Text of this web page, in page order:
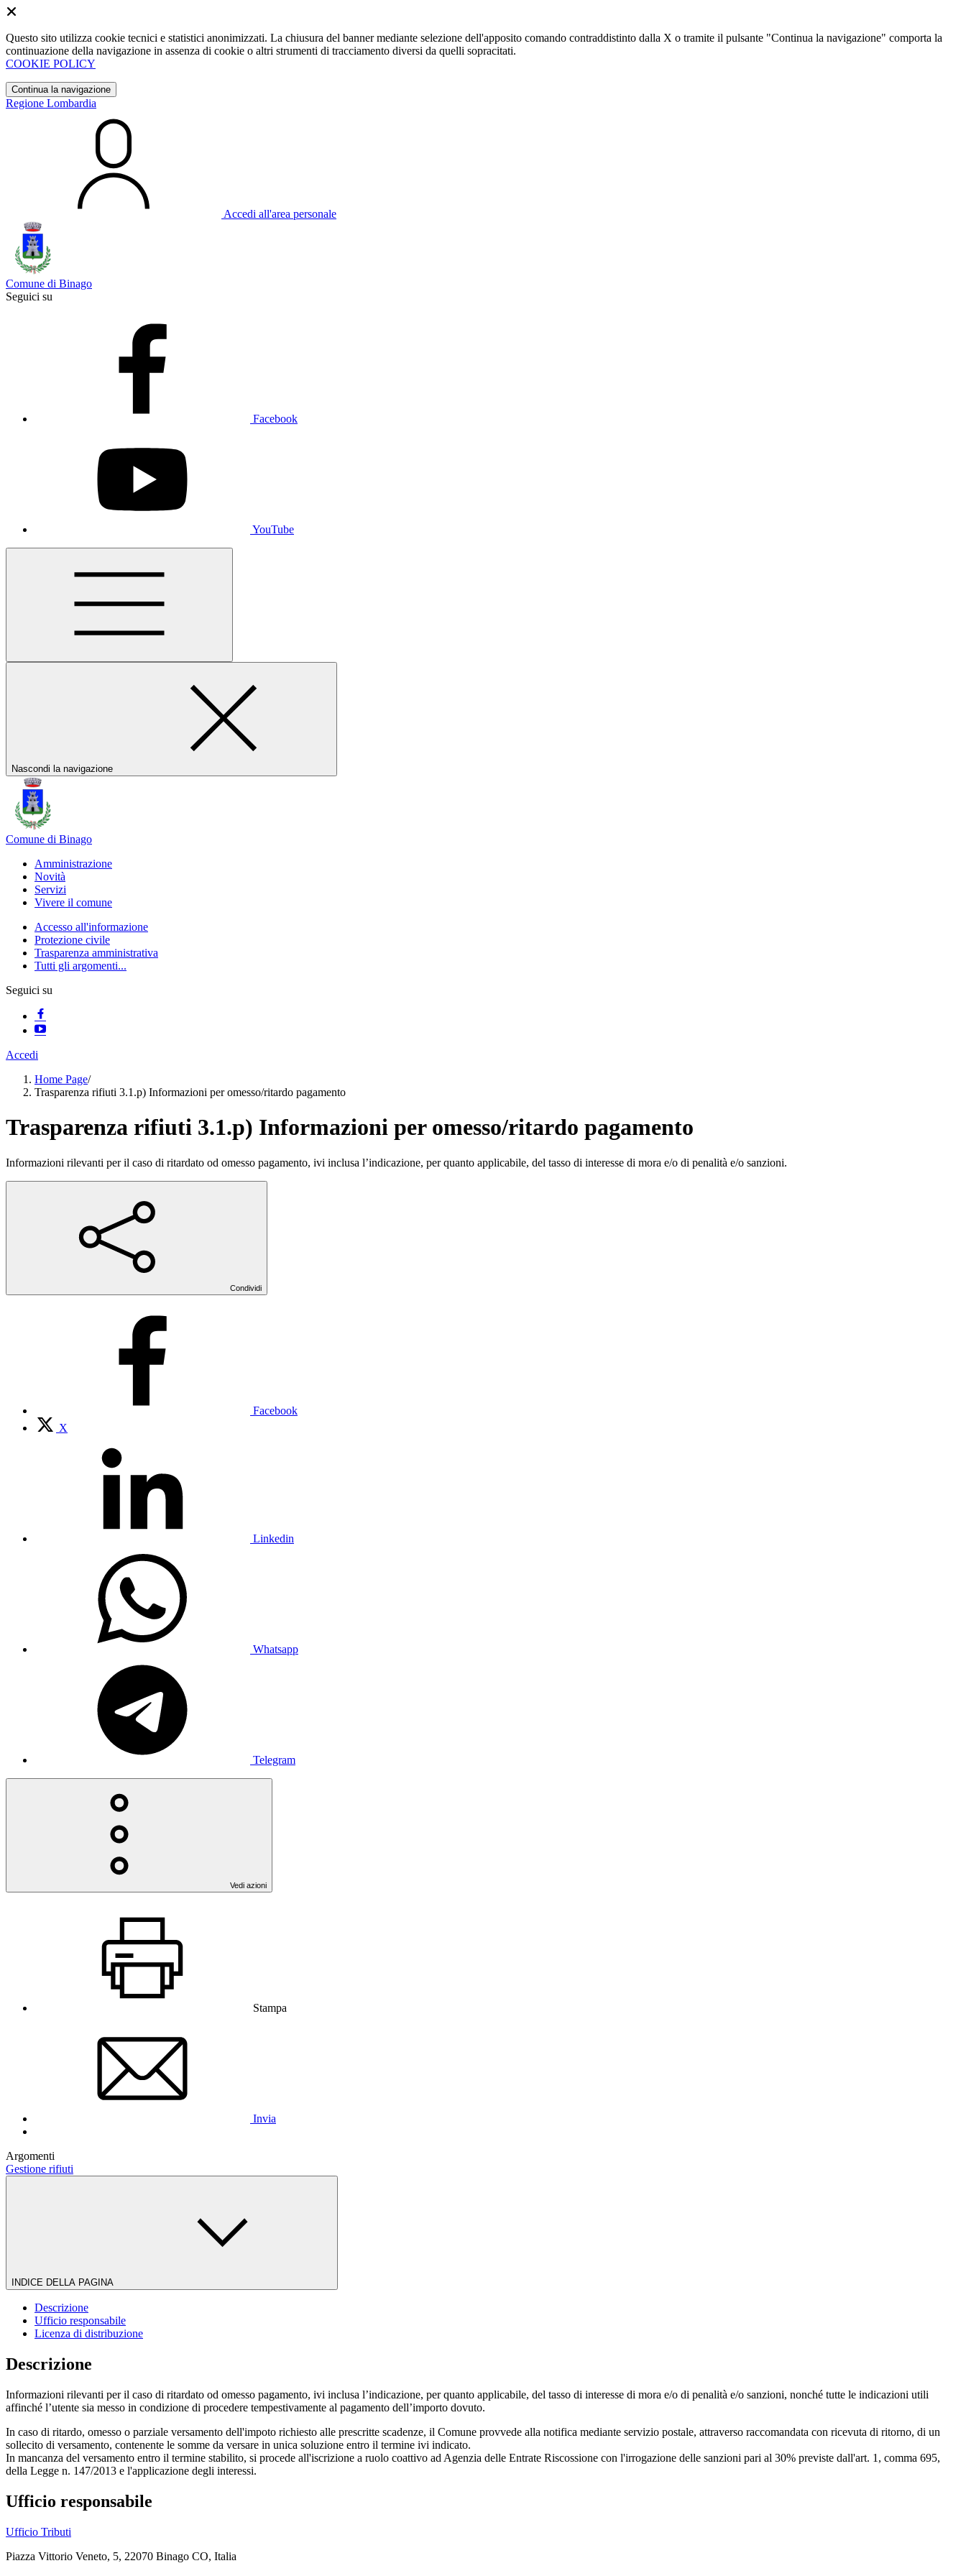
Questo sito utilizza cookie tecnici e statistici anonimizzati. La chiusura del banner mediante selezione dell'apposito comando contraddistinto dalla X o tramite il pulsante "Continua la navigazione" comporta la
continuazione della navigazione in assenza di cookie o altri strumenti di tracciamento diversi da quelli sopracitati.
COOKIE POLICY
Continua la navigazione
Regione Lombardia
Accedi all'area personale
Comune di Binago
Seguici su
Facebook
YouTube
Nascondi la navigazione
Comune di Binago
Amministrazione
Novità
Servizi
Vivere il comune
Accesso all'informazione
Protezione civile
Trasparenza amministrativa
Tutti gli argomenti...
Seguici su
Accedi
Home Page/
Trasparenza rifiuti 3.1.p) Informazioni per omesso/ritardo pagamento
Trasparenza rifiuti 3.1.p) Informazioni per omesso/ritardo pagamento
Informazioni rilevanti per il caso di ritardato od omesso pagamento, ivi inclusa l’indicazione, per quanto applicabile, del tasso di interesse di mora e/o di penalità e/o sanzioni.
Condividi
Facebook
X
Linkedin
Whatsapp
Telegram
Vedi azioni
Stampa
Invia
Argomenti
Gestione rifiuti
INDICE DELLA PAGINA
Descrizione
Ufficio responsabile
Licenza di distribuzione
Descrizione
Informazioni rilevanti per il caso di ritardato od omesso pagamento, ivi inclusa l’indicazione, per quanto applicabile, del tasso di interesse di mora e/o di penalità e/o sanzioni, nonché tutte le indicazioni utili
affinché l’utente sia messo in condizione di procedere tempestivamente al pagamento dell’importo dovuto.
In caso di ritardo, omesso o parziale versamento dell'impoto richiesto alle prescritte scadenze, il Comune provvede alla notifica mediante servizio postale, attraverso raccomandata con ricevuta di ritorno, di un
sollecito di versamento, contenente le somme da versare in unica soluzione entro il termine ivi indicato.
In mancanza del versamento entro il termine stabilito, si procede all'iscrizione a ruolo coattivo ad Agenzia delle Entrate Riscossione con l'irrogazione delle sanzioni pari al 30% previste dall'art. 1, comma 695,
della Legge n. 147/2013 e l'applicazione degli interessi.
Ufficio responsabile
Ufficio Tributi
Piazza Vittorio Veneto, 5, 22070 Binago CO, Italia